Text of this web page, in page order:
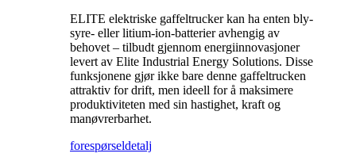
ELITE elektriske gaffeltrucker kan ha enten bly-
syre- eller litium-ion-batterier avhengig av
behovet – tilbudt gjennom energiinnovasjoner
levert av Elite Industrial Energy Solutions. Disse
funksjonene gjør ikke bare denne gaffeltrucken
attraktiv for drift, men ideell for å maksimere
produktiviteten med sin hastighet, kraft og
manøvrerbarhet.
forespørseldetalj